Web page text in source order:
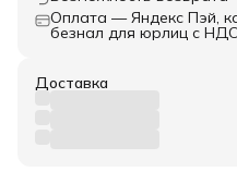
Оплата — Яндекс Пэй,
безнал для юрлиц с НДС
Доставка